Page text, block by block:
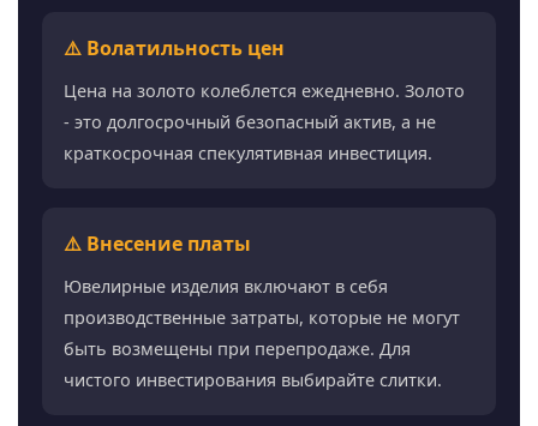
⚠️ Волатильность цен
Цена на золото колеблется ежедневно. Золото
- это долгосрочный безопасный актив, а не
краткосрочная спекулятивная инвестиция.
⚠️ Внесение платы
Ювелирные изделия включают в себя
производственные затраты, которые не могут
быть возмещены при перепродаже. Для
чистого инвестирования выбирайте слитки.